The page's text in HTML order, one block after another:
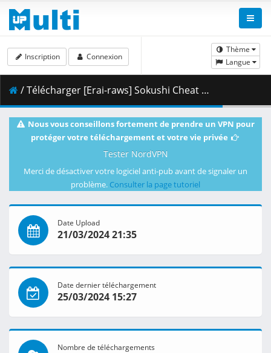
Thème
Langue
Inscription Connexion
/ Télécharger [Erai-raws] Sokushi Cheat ga Saikyou Sugite - 12 [1080p][HEVC][4C9CDB51].mkv.002 ( 454.50 MB )
Nous vous conseillons fortement de prendre un VPN pour
protéger votre téléchargement et votre vie privée
Tester NordVPN
Merci de désactiver votre logiciel anti-pub avant de signaler un
problème. Consulter la page tutoriel
Date Upload
21/03/2024 21:35
Date dernier téléchargement
25/03/2024 15:27
Nombre de téléchargements